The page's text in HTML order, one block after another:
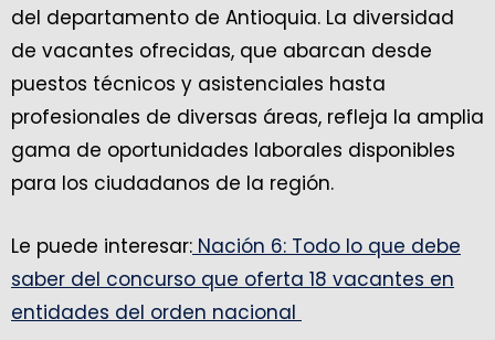
del departamento de Antioquia. La diversidad
de vacantes ofrecidas, que abarcan desde
puestos técnicos y asistenciales hasta
profesionales de diversas áreas, refleja la amplia
gama de oportunidades laborales disponibles
para los ciudadanos de la región.
Le puede interesar: Nación 6: Todo lo que debe
saber del concurso que oferta 18 vacantes en
entidades del orden nacional